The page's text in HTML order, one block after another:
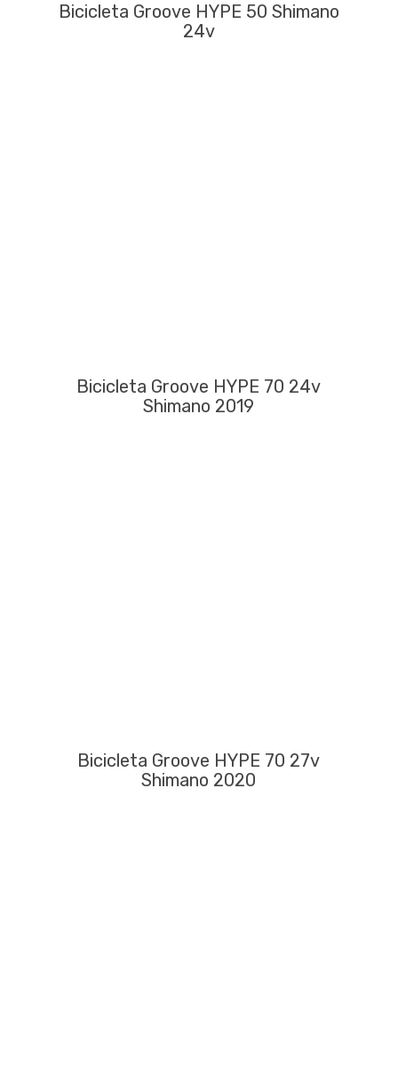
Bicicleta Groove HYPE 50 Shimano
24v
Bicicleta Groove HYPE 70 24v
Shimano 2019
Bicicleta Groove HYPE 70 27v
Shimano 2020